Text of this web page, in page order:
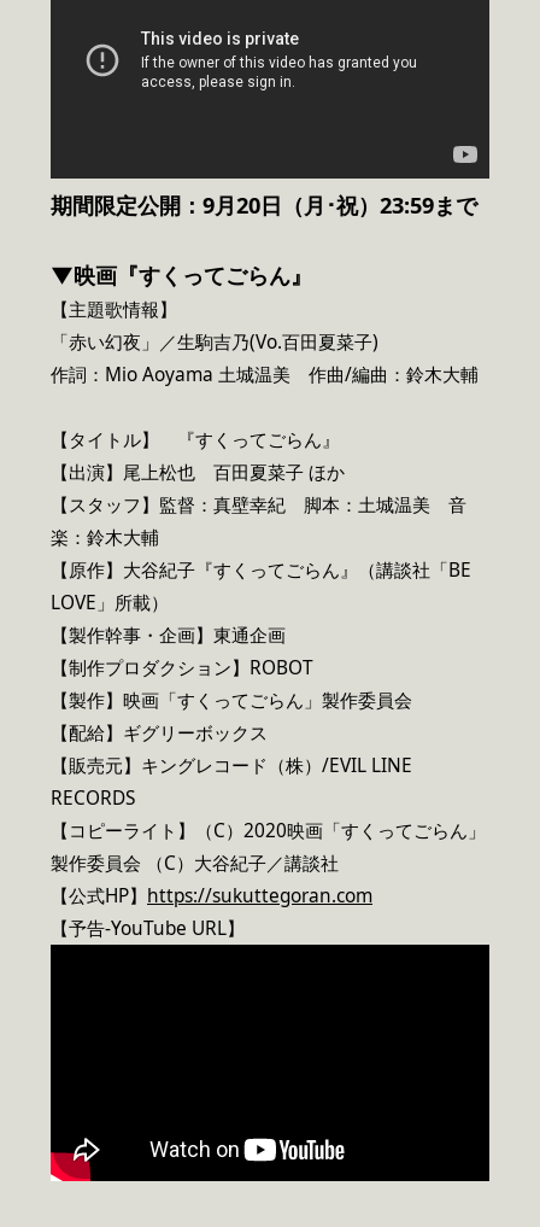
期間限定公開：9月20日（月･祝）23:59まで
▼映画『すくってごらん』
【主題歌情報】
「赤い幻夜」／生駒吉乃(Vo.百田夏菜子)
作詞：Mio Aoyama 土城温美 作曲/編曲：鈴木大輔
【タイトル】 『すくってごらん』
【出演】尾上松也 百田夏菜子 ほか
【スタッフ】監督：真壁幸紀 脚本：土城温美 音
楽：鈴木大輔
【原作】大谷紀子『すくってごらん』（講談社「BE
LOVE」所載）
【製作幹事・企画】東通企画
【制作プロダクション】ROBOT
【製作】映画「すくってごらん」製作委員会
【配給】ギグリーボックス
【販売元】キングレコード（株）/EVIL LINE
RECORDS
【コピーライト】（C）2020映画「すくってごらん」
製作委員会 （C）大谷紀子／講談社
【公式HP】 https://sukuttegoran.com
【予告-YouTube URL】